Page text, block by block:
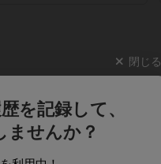
閉じる
を記録して、
ませんか？